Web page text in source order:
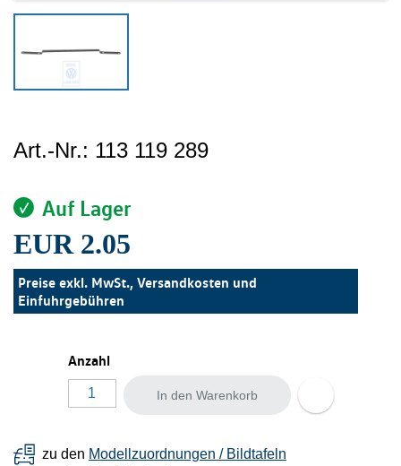
Art.-Nr.: 113 119 289
Auf Lager
EUR 2.05
Preise exkl. MwSt., Versandkosten und
Einfuhrgebühren
Anzahl
In den Warenkorb
zu den Modellzuordnungen / Bildtafeln